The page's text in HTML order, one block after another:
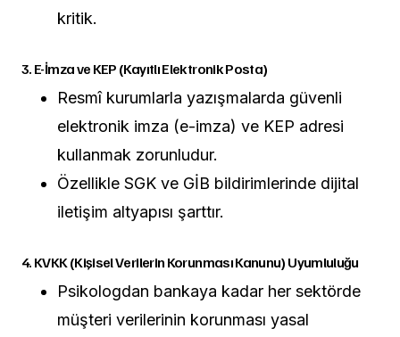
kritik.
3. E-İmza ve KEP (Kayıtlı Elektronik Posta)
Resmî kurumlarla yazışmalarda güvenli
elektronik imza (e-imza) ve KEP adresi
kullanmak zorunludur.
Özellikle SGK ve GİB bildirimlerinde dijital
iletişim altyapısı şarttır.
4. KVKK (Kişisel Verilerin Korunması Kanunu) Uyumluluğu
Psikologdan bankaya kadar her sektörde
müşteri verilerinin korunması yasal